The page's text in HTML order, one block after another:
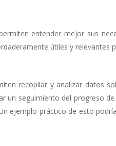
entender mejor sus
útiles y relevantes
recopilar y analizar datos
un seguimiento del progreso
ejemplo práctico de esto